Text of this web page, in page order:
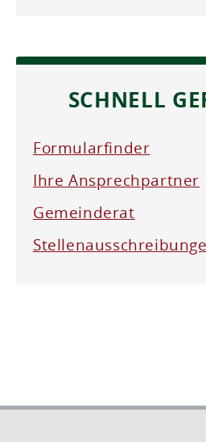
SCHNELL
Formularfinder
Ihre Ansprechpartner
Gemeinderat